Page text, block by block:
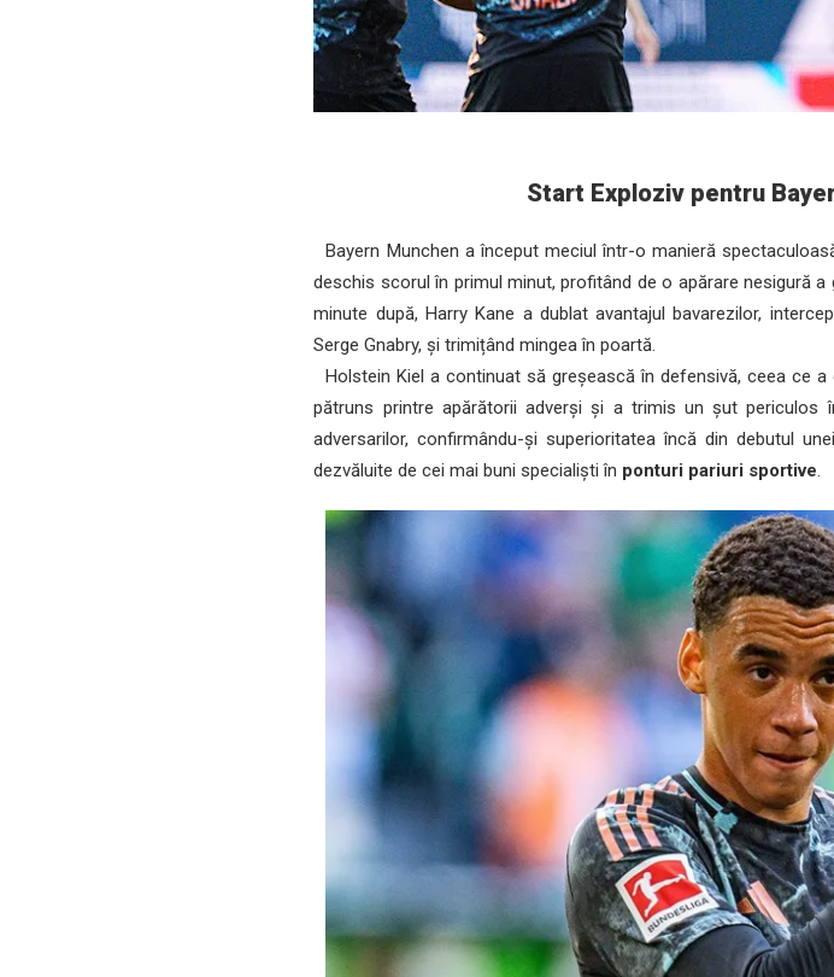
Start Exploziv pentru
Bayern Munchen a început meciul într-o manieră
deschis scorul în primul minut, profitând de o apărare nesigură
minute după, Harry Kane a dublat avantajul bavarezilor,
Serge Gnabry, și trimițând mingea în poartă.
Holstein Kiel a continuat să greșească în defensivă, ceea ce
pătruns printre apărătorii adverși și a trimis un șut periculos
adversarilor, confirmându-și superioritatea încă din debutul
dezvăluite de cei mai buni specialiști în ponturi pariuri sportive.